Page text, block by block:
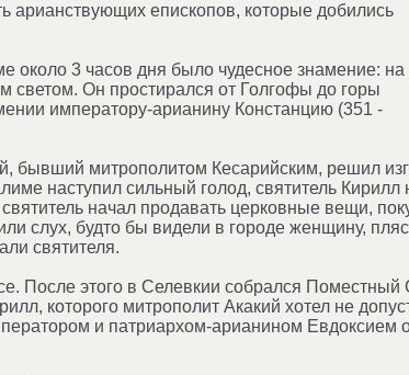
арианствующих епископов, которые добились
около 3 часов дня было чудесное знамение: на
светом. Он простирался от Голгофы до горы
императору-арианину Констанцию (351 -
митрополитом Кесарийским, решил
наступил сильный голод, святитель
начал продавать церковные вещи,
слух, будто бы видели в городе женщину,
святителя.
После этого в Селевкии собрался
которого митрополит Акакий хотел не
и патриархом-арианином Евдоксием